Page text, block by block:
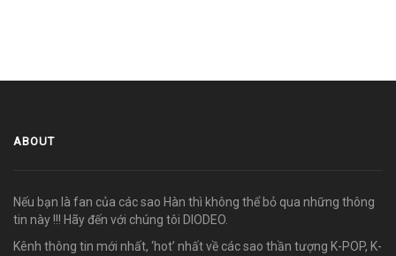
ABOUT
Nếu bạn là fan của các sao Hàn thì không thể bỏ qua những thông
tin này !!! Hãy đến với chúng tôi DIODEO.
Kênh thông tin mới nhất, ‘hot’ nhất về các sao thần tượng K-POP, K-